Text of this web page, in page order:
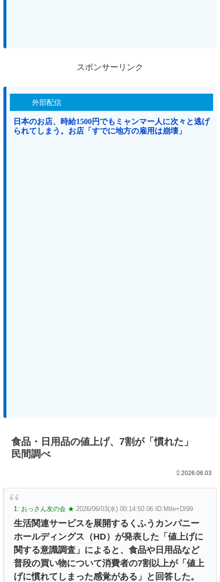
スポンサーリンク
外部配信
日本のお店、時給1500円でもミャンマー人に次々と逃げ
られてしまう。お店「すでに地方の雇用は崩壊」
食品・日用品の値上げ、7割が「慣れた」
民間調べ
2026.06.03
1: おっさん友の会 ★ 2026/06/03(水) 00:14:50.06 ID:Mtle+DI99
生活関連サービスを展開するくふうカンパニー
ホールディングス（HD）が発表した「値上げに
関する意識調査」によると、食品や日用品など
普段の買い物について消費者の7割以上が「値上
げに慣れてしまった感覚がある」と回答した。